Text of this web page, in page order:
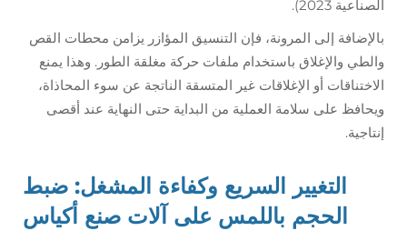
الصناعية 2023).
بالإضافة إلى المرونة، فإن التنسيق المؤازر يزامن محطات القص
والطي والإغلاق باستخدام ملفات حركة مغلقة الطور. وهذا يمنع
الاختناقات أو الإغلاقات غير المتسقة الناتجة عن سوء المحاذاة،
ويحافظ على سلامة العملية من البداية حتى النهاية عند أقصى
إنتاجية.
التغيير السريع وكفاءة المشغل: ضبط
الحجم باللمس على آلات صنع أكياس